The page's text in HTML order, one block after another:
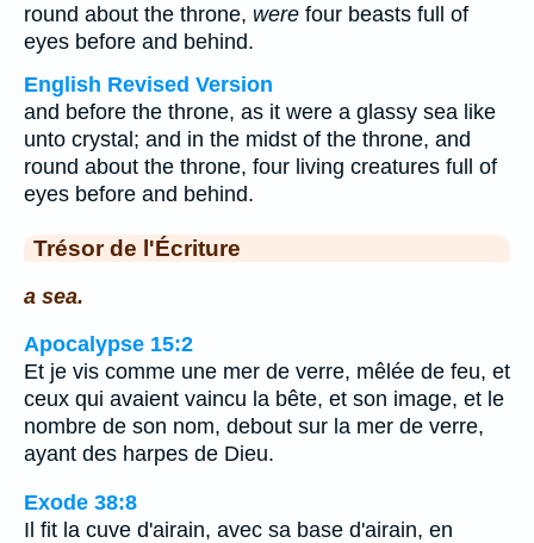
round about the throne, were four beasts full of
eyes before and behind.
English Revised Version
and before the throne, as it were a glassy sea like
unto crystal; and in the midst of the throne, and
round about the throne, four living creatures full of
eyes before and behind.
Trésor de l'Écriture
a sea.
Apocalypse 15:2
Et je vis comme une mer de verre, mêlée de feu, et
ceux qui avaient vaincu la bête, et son image, et le
nombre de son nom, debout sur la mer de verre,
ayant des harpes de Dieu.
Exode 38:8
Il fit la cuve d'airain, avec sa base d'airain, en